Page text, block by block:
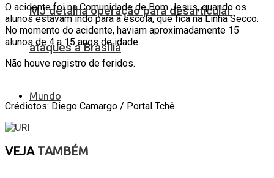
MJ detalha operação para desarticular
ataques a Brasília
Mundo
O acidente foi na Comunidade de Bom Jesus, quando os
alunos estavam indo para a escola, que fica na Linha Secco.
No momento do acidente, haviam aproximadamente 15
alunos de 4 a 15 anos de idade.
Não houve registro de feridos.
Crédiotos: Diego Camargo / Portal Tchê
VEJATAMBÉM